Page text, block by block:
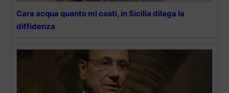
Cara acqua quanto mi costi, in Sicilia dilaga la
diffidenza